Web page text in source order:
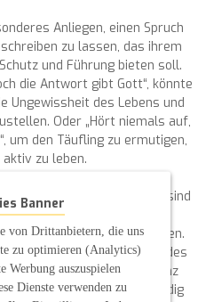
Anliegen, einen Spruch
zu lassen, das ihrem
und Führung bieten soll.
die Antwort gibt Gott“, könnte
Ungewissheit des Lebens und
Oder „Hört niemals auf,
um den Täufling zu ermutigen,
aktiv zu leben.
Dekorationsobjekte. Sie sind
durch ihre Individualität und
der Taufzeremonie werden.
den Glauben im Herzen des
Leben lang begleiten. Ganz
Kerze oder ein aufwendig
Banner
von Drittanbietern, die uns
zu optimieren (Analytics)
Werbung auszuspielen
Dienste verwenden zu